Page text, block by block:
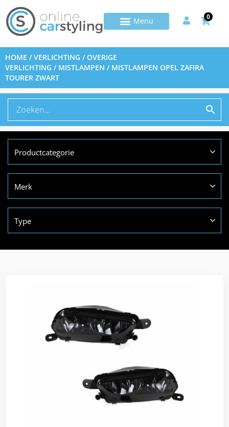
0
HOME /VERLICHTING /OVERIGE
VERLICHTING / MISTLAMPEN / MISTLAMPEN OPEL ZAFIRA
TOURER ZWART
Productcategorie
Merk
Type